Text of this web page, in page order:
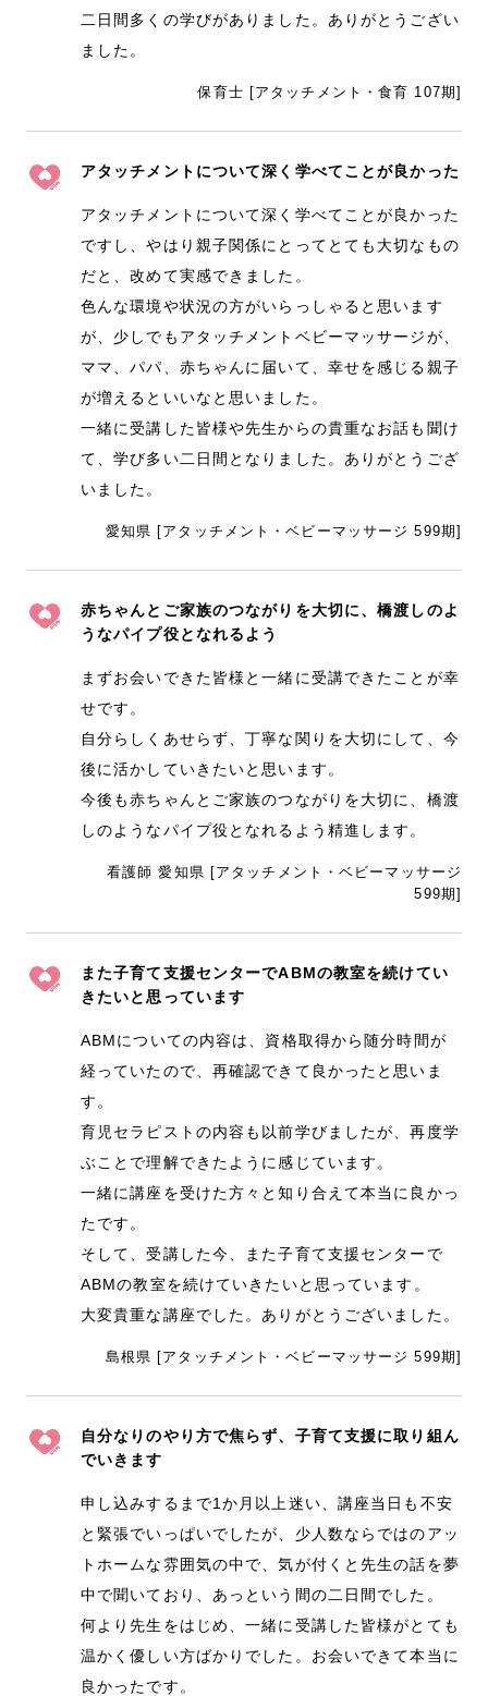
二日間多くの学びがありました。ありがとうござい
ました。
保育士 [アタッチメント・食育 107期]
アタッチメントについて深く学べてことが良かった
アタッチメントについて深く学べてことが良かった
ですし、やはり親子関係にとってとても大切なもの
だと、改めて実感できました。
色んな環境や状況の方がいらっしゃると思います
が、少しでもアタッチメントベビーマッサージが、
ママ、パパ、赤ちゃんに届いて、幸せを感じる親子
が増えるといいなと思いました。
一緒に受講した皆様や先生からの貴重なお話も聞け
て、学び多い二日間となりました。ありがとうござ
いました。
愛知県 [アタッチメント・ベビーマッサージ 599期]
赤ちゃんとご家族のつながりを大切に、橋渡しのよ
うなパイプ役となれるよう
まずお会いできた皆様と一緒に受講できたことが幸
せです。
自分らしくあせらず、丁寧な関りを大切にして、今
後に活かしていきたいと思います。
今後も赤ちゃんとご家族のつながりを大切に、橋渡
しのようなパイプ役となれるよう精進します。
看護師 愛知県 [アタッチメント・ベビーマッサージ
599期]
また子育て支援センターでABMの教室を続けてい
きたいと思っています
ABMについての内容は、資格取得から随分時間が
経っていたので、再確認できて良かったと思いま
す。
育児セラピストの内容も以前学びましたが、再度学
ぶことで理解できたように感じています。
一緒に講座を受けた方々と知り合えて本当に良かっ
たです。
そして、受講した今、また子育て支援センターで
ABMの教室を続けていきたいと思っています。
大変貴重な講座でした。ありがとうございました。
島根県 [アタッチメント・ベビーマッサージ 599期]
自分なりのやり方で焦らず、子育て支援に取り組ん
でいきます
申し込みするまで1か月以上迷い、講座当日も不安
と緊張でいっぱいでしたが、少人数ならではのアッ
トホームな雰囲気の中で、気が付くと先生の話を夢
中で聞いており、あっという間の二日間でした。
何より先生をはじめ、一緒に受講した皆様がとても
温かく優しい方ばかりでした。お会いできて本当に
良かったです。